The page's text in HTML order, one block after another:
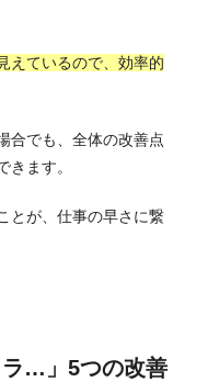
えているので、効率的
合でも、全体の改善点
きます。
とが、仕事の早さに繋
ラ…」5つの改善